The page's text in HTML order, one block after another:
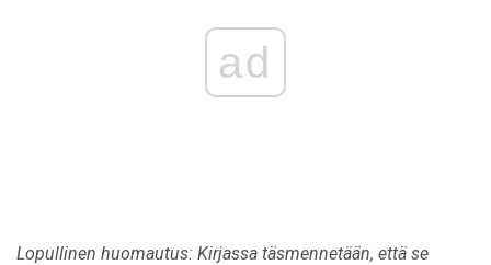
ad
Lopullinen huomautus: Kirjassa täsmennetään, että se